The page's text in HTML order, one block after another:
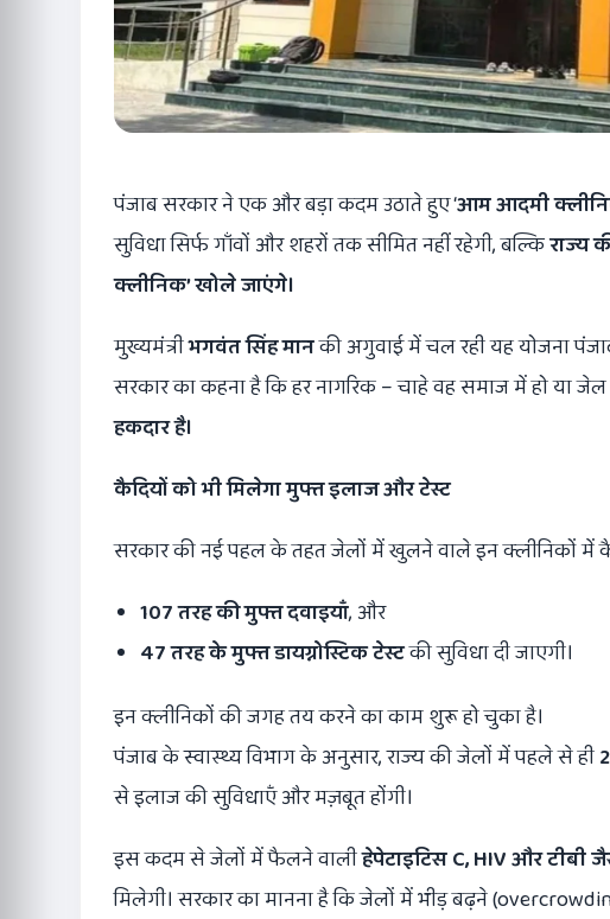
पंजाब सरकार ने एक और बड़ा कदम उठाते हुए ‘आम आदमी
सुविधा सिर्फ गाँवों और शहरों तक सीमित नहीं रहेगी, बल्किराज्य
क्लीनिक’खोले जाएंगे।
मुख्यमंत्रीभगवंत सिंह मानकी अगुवाई में चल रही यह योजना
सरकार का कहना है कि हर नागरिक – चाहे वह समाज में हो या
हकदार है।
कैदियों को भी मिलेगा मुफ्त इलाज और टेस्ट
सरकार की नई पहल के तहत जेलों में खुलने वाले इन क्लीनिकों में
107तरह की मुफ्त दवाइयाँ, और
47तरह के मुफ्त डायग्नोस्टिक टेस्टकी सुविधा दी जाएगी।
इन क्लीनिकों की जगह तय करने का काम शुरू हो चुका है।
पंजाब के स्वास्थ्य विभाग के अनुसार, राज्य की जेलों में पहले से ही
से इलाज की सुविधाएँ और मज़बूत होंगी।
इस कदम से जेलों में फैलने वालीहेपेटाइटिसC, HIVऔर टीबी
मिलेगी। सरकार का मानना है कि जेलों में भीड़ बढ़ने